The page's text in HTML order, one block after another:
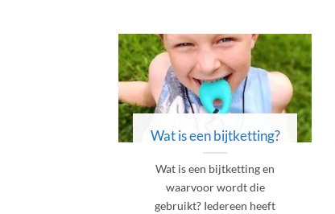
Wat is een bijtketting?
Wat is een bijtketting en
waarvoor wordt die
gebruikt? Iedereen heeft